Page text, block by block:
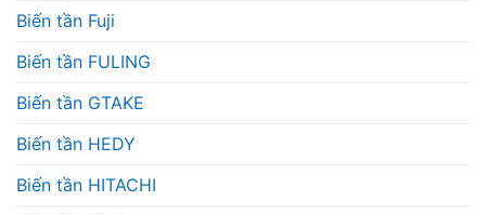
Biến tần Fuji
Biến tần FULING
Biến tần GTAKE
Biến tần HEDY
Biến tần HITACHI